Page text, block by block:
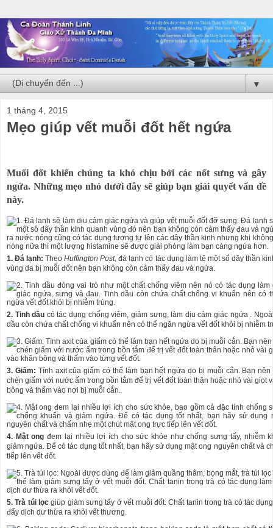
▼
1 tháng 4, 2015
Mẹo giúp vết muỗi đốt hết ngứa
Muối đốt khiến chúng ta khó chịu bởi các nốt sưng và gây
ngứa. Những mẹo nhỏ dưới đây sẽ giúp bạn giải quyết vấn đề
này.
1. Đá lạnh:Theo Huffington Post, đá lạnh có tác dụng làm tê một số dây thần
vùng da bị muỗi đốt nên bạn không còn cảm thấy đau và ngứa.
2. Tinh dầu có tác dụng chống viêm, giảm sưng, làm dịu cảm giác ngứa .
dầu còn chứa chất chống vi khuẩn nên có thể ngăn ngừa vết đốt khỏi bị nhiễm
3. Giấm: Tính axit của giấm có thể làm bạn hết ngứa do bị muỗi cắn. Bạn nên
chén giấm với nước ấm trong bồn tắm để trị vết đốt toàn thân hoặc nhỏ vài giọt
bông và thấm vào nơi bị muỗi cắn.
4. Mật ong đem lại nhiều lợi ích cho sức khỏe như chống sưng tấy, nhiễm
giảm ngứa. Để có tác dụng tốt nhất, bạn hãy sử dụng mật ong nguyên chất và
tiếp lên vết đốt.
5. Trà túi lọc giúp giảm sưng tấy ở vết muỗi đốt. Chất tanin trong trà có tác
đẩy dịch dư thừa ra khỏi vết thương.